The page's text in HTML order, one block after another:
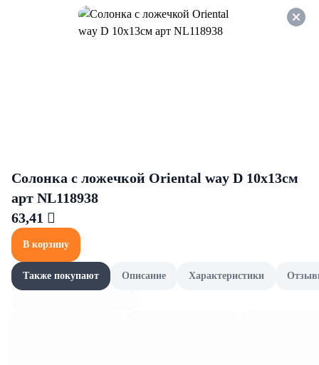
Оформляйте заказ НА
САМОВЫВОЗ и получайте
Солонка с ложечкой Oriental way D 10х13см
арт NL118938
63,41 
В корзину
Также покупают Описание Характеристики